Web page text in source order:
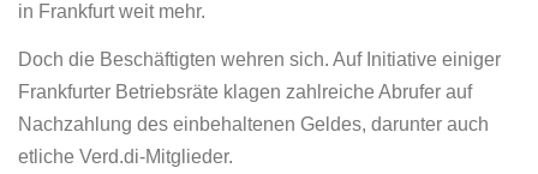
in Frankfurt weit mehr.
Doch die Beschäftigten wehren sich. Auf Initiative einiger
Frankfurter Betriebsräte klagen zahlreiche Abrufer auf
Nachzahlung des einbehaltenen Geldes, darunter auch
etliche Verd.di-Mitglieder.